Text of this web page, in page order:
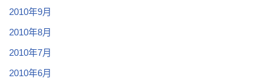
2010年9月
2010年8月
2010年7月
2010年6月